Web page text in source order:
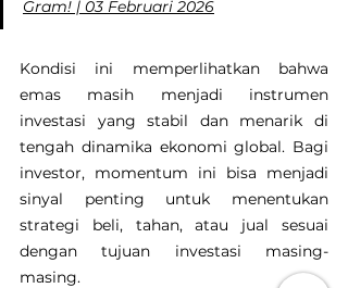
Gram! | 03 Februari 2026
Kondisi ini memperlihatkan bahwa
emas masih menjadi instrumen
investasi yang stabil dan menarik di
tengah dinamika ekonomi global. Bagi
investor, momentum ini bisa menjadi
sinyal penting untuk menentukan
strategi beli, tahan, atau jual sesuai
dengan tujuan investasi masing-
masing.